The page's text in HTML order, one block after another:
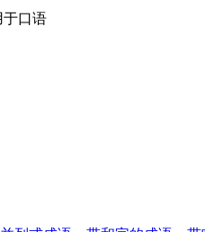
于口语